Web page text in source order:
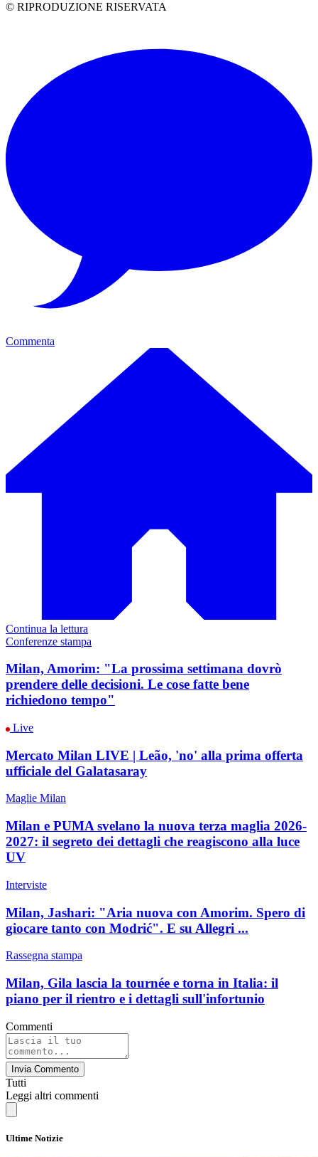
© RIPRODUZIONE RISERVATA
Commenta
Continua la lettura
Conferenze stampa
Milan, Amorim: "La prossima settimana dovrò
prendere delle decisioni. Le cose fatte bene
richiedono tempo"
Live
Mercato Milan LIVE | Leão, 'no' alla prima offerta
ufficiale del Galatasaray
Maglie Milan
Milan e PUMA svelano la nuova terza maglia 2026-
2027: il segreto dei dettagli che reagiscono alla luce
UV
Interviste
Milan, Jashari: "Aria nuova con Amorim. Spero di
giocare tanto con Modrić". E su Allegri ...
Rassegna stampa
Milan, Gila lascia la tournée e torna in Italia: il
piano per il rientro e i dettagli sull'infortunio
Commenti
Invia Commento
Tutti
Leggi altri commenti
Ultime Notizie